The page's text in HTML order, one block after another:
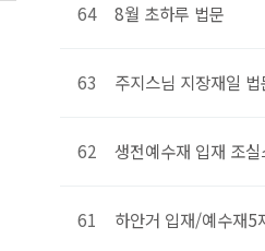
64 8월 초하루 법문
63 주지스님 지장재일 법
62 생전예수재 입재 조
61 하안거 입재/예수재5